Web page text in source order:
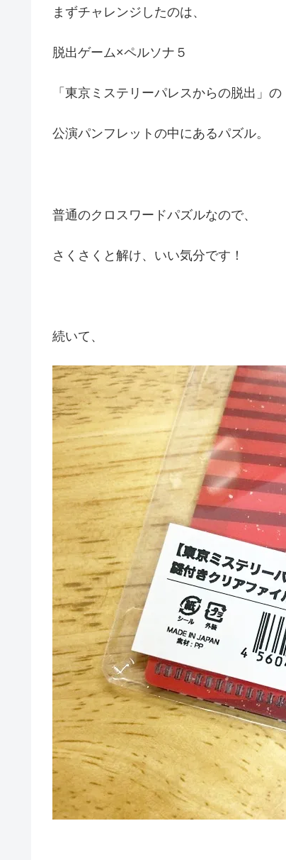
まずチャレンジしたのは、
脱出ゲーム×ペルソナ５
「東京ミステリーパレスからの脱出」の
公演パンフレットの中にあるパズル。
普通のクロスワードパズルなので、
さくさくと解け、いい気分です！
続いて、